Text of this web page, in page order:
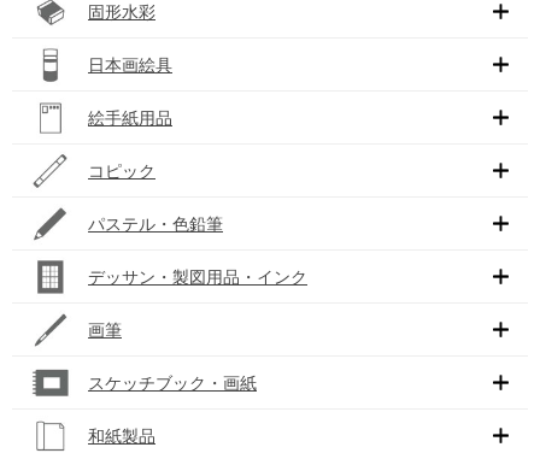
固形水彩
日本画絵具
絵手紙用品
コピック
パステル・色鉛筆
デッサン・製図用品・インク
画筆
スケッチブック・画紙
和紙製品